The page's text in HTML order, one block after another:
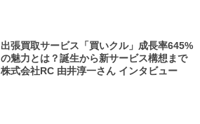
出張買取サービス「買いクル」成長率645%
の魅力とは？誕生から新サービス構想まで
株式会社RC 由井淳一さん インタビュー